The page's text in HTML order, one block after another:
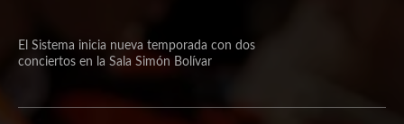
El Sistema inicia nueva temporada con dos
conciertos en la Sala Simón Bolívar